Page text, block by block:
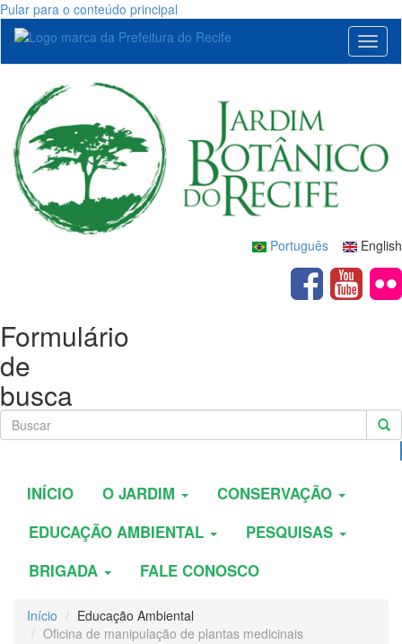
Pular para o conteúdo principal
English
Português
Formulário
de
busca
INÍCIO O JARDIM
CONSERVAÇÃO
EDUCAÇÃO AMBIENTAL
PESQUISAS
BRIGADA
FALE CONOSCO
Início
Educação Ambiental
Oficina de manipulação de plantas medicinais